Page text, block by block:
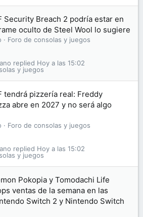
Security Breach 2 podría estar en
oculto de Steel Wool lo sugiere
Foro de consolas y juegos
y juegos
Hoy a las 15:02
tendrá pizzería real: Freddy
abre en 2027 y no será algo
Foro de consolas y juegos
y juegos
Hoy a las 15:02
Pokopia y Tomodachi Life
ventas de la semana en las
Switch 2 y Nintendo Switch